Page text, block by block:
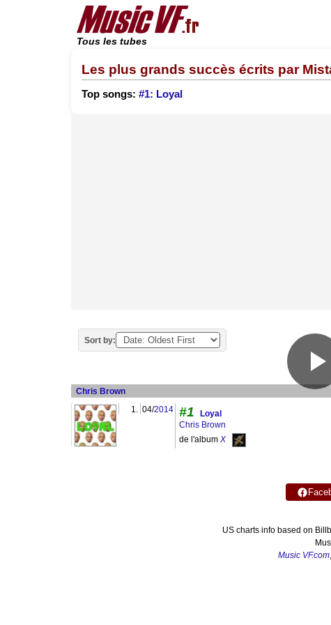
Tous les tubes
Les plus grands succès écrits par
Top songs: #1: Loyal
Sort by:
Chris Brown
1. 04/2014 #1
Loyal
Chris Brown
de l'album X
US charts info based on
Music VF.com